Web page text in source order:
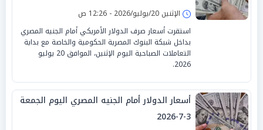
الإثنين 20/يوليو/2026 - 12:26 ص
استقرت أسعار صرف الدولار الأمريكي أمام الجنيه المصري
بداخل شبكة البنوك المصرية الحكومية والخاصة مع بداية
التعاملات الصباحية اليوم الإثنين، الموافق 20 يوليو
2026.
أسعار الدولار أمام الجنيه المصري اليوم الجمعة
3-7-2026